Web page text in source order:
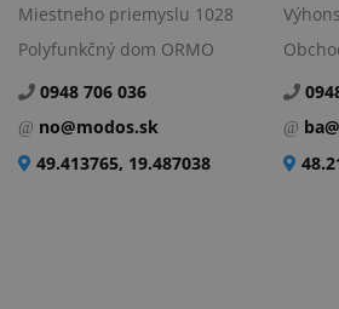
Miestneho priemyslu 1028
Polyfunkčný dom ORMO
0948 706 036
no@modos.sk
49.413765, 19.487038